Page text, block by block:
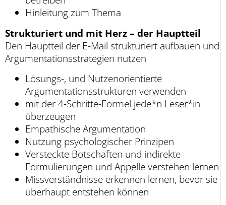
Hinleitung zum Thema
Strukturiert und mit Herz – der Hauptteil
Den Hauptteil der E-Mail strukturiert aufbauen und
Argumentationsstrategien nutzen
Lösungs-, und Nutzenorientierte
Argumentationsstrukturen verwenden
mit der 4-Schritte-Formel jede*n Leser*in
überzeugen
Empathische Argumentation
Nutzung psychologischer Prinzipen
Versteckte Botschaften und indirekte
Formulierungen und Appelle verstehen lernen
Missverständnisse erkennen lernen, bevor sie
überhaupt entstehen können